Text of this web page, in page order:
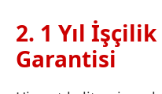
2. 1 Yıl
Garantisi